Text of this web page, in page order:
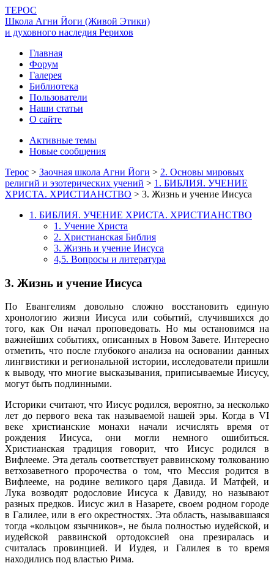
ТЕРОС
Школа Агни Йоги (Живой Этики)
и духовного наследия Рерихов
Главная
Форум
Галерея
Библиотека
Пользователи
Наши статьи
О сайте
Активные темы
Новые сообщения
Терос > Заочная школа Агни Йоги > 2. Основы мировых
религий и эзотерических учений > 1. БИБЛИЯ. УЧЕНИЕ
ХРИСТА. ХРИСТИАНСТВО > 3. Жизнь и учение Иисуса
1. БИБЛИЯ. УЧЕНИЕ ХРИСТА. ХРИСТИАНСТВО
1. Учение Христа
2. Христианская Библия
3. Жизнь и учение Иисуса
4,5. Вопросы и литература
3. Жизнь и учение Иисуса
По Евангелиям довольно сложно восстановить единую
хронологию жизни Иисуса или событий, случившихся до
того, как Он начал проповедовать. Но мы остановимся на
важнейших событиях, описанных в Новом Завете. Интересно
отметить, что после глубокого анализа на основании данных
лингвистики и региональной истории, исследователи пришли
к выводу, что многие высказывания, приписываемые Иисусу,
могут быть подлинными.
Историки считают, что Иисус родился, вероятно, за несколько
лет до первого века так называемой нашей эры. Когда в VI
веке христианские монахи начали исчислять время от
рождения Иисуса, они могли немного ошибиться.
Христианская традиция говорит, что Иисус родился в
Вифлееме. Эта деталь соответствует раввинскому толкованию
ветхозаветного пророчества о том, что Мессия родится в
Вифлееме, на родине великого царя Давида. И Матфей, и
Лука возводят родословие Иисуса к Давиду, но называют
разных предков. Иисус жил в Назарете, своем родном городе
в Галилее, или в его окрестностях. Эта область, называвшаяся
тогда «кольцом язычников», не была полностью иудейской, и
иудейской раввинской ортодоксией она презиралась и
считалась провинцией. И Иудея, и Галилея в то время
находились под властью Рима.